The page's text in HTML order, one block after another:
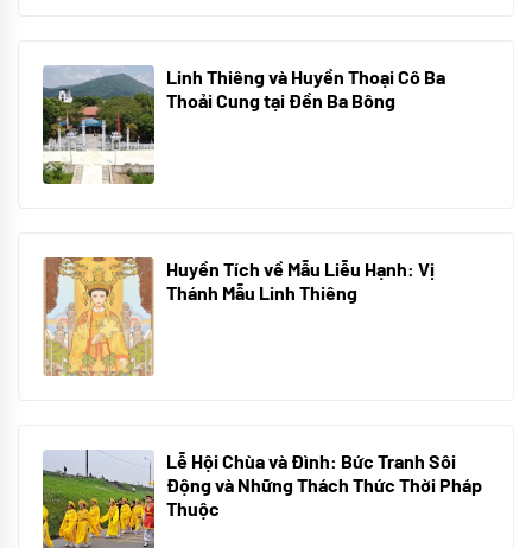
Linh Thiêng và Huyền Thoại Cô Ba
Thoải Cung tại Đền Ba Bông
Huyền Tích về Mẫu Liễu Hạnh: Vị
Thánh Mẫu Linh Thiêng
Lễ Hội Chùa và Đình: Bức Tranh Sôi
Động và Những Thách Thức Thời Pháp
Thuộc